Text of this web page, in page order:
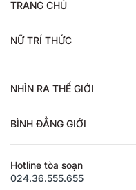
TRANG CHỦ
NỮ TRÍ THỨC
NHÌN RA THẾ GIỚI
BÌNH ĐẲNG GIỚI
Hotline tòa soạn
024.36.555.655